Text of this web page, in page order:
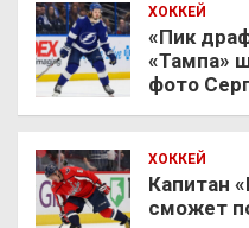
ХОККЕЙ
«Пик
«Тампа»
фото
ХОККЕЙ
Капитан
сможет